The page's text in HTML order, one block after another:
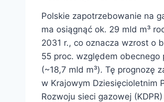
Polskie zapotrzebowanie na
ma osiągnąć ok. 29 mld m³
2031 r., co oznacza wzrost o
55 proc. względem obecnego
(~18,7 mld m³). Tę prognozę
w Krajowym Dziesięcioletnim
Rozwoju sieci gazowej